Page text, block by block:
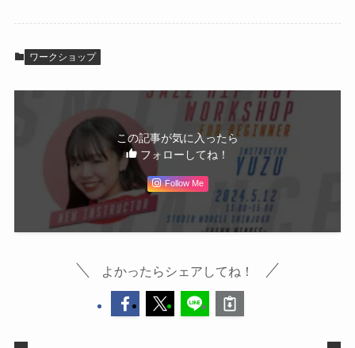
ワークショップ
この記事が気に入ったら
フォローしてね！
Follow Me
よかったらシェアしてね！